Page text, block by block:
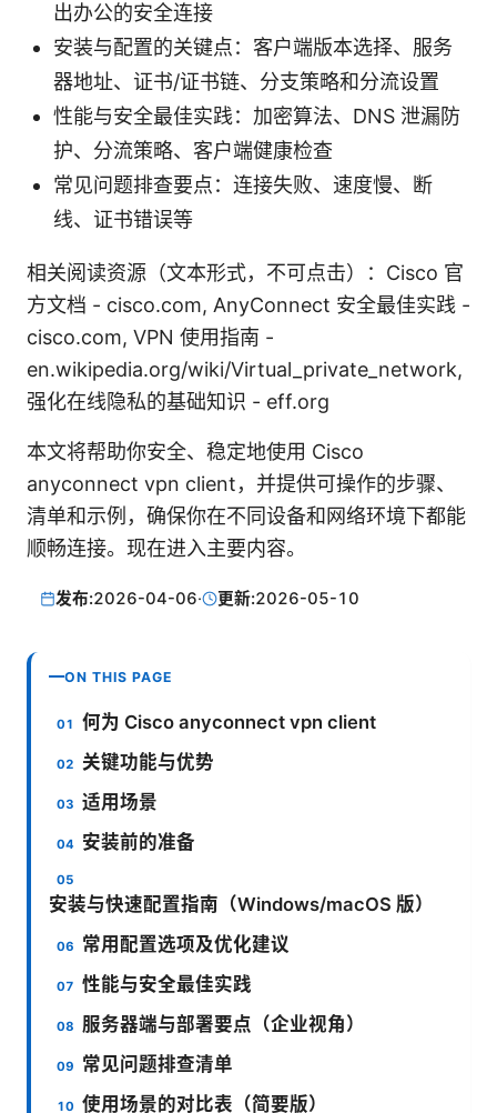
出办公的安全连接
安装与配置的关键点：客户端版本选择、服务
器地址、证书/证书链、分支策略和分流设置
性能与安全最佳实践：加密算法、DNS 泄漏防
护、分流策略、客户端健康检查
常见问题排查要点：连接失败、速度慢、断
线、证书错误等
相关阅读资源（文本形式，不可点击）：Cisco 官
方文档 - cisco.com, AnyConnect 安全最佳实践 -
cisco.com, VPN 使用指南 -
en.wikipedia.org/wiki/Virtual_private_network,
强化在线隐私的基础知识 - eff.org
本文将帮助你安全、稳定地使用 Cisco
anyconnect vpn client，并提供可操作的步骤、
清单和示例，确保你在不同设备和网络环境下都能
顺畅连接。现在进入主要内容。
发布:2026-04-06· 更新:2026-05-10
ON THIS PAGE
何为 Cisco anyconnect vpn client
关键功能与优势
适用场景
安装前的准备
安装与快速配置指南（Windows/macOS 版）
常用配置选项及优化建议
性能与安全最佳实践
服务器端与部署要点（企业视角）
常见问题排查清单
使用场景的对比表（简要版）